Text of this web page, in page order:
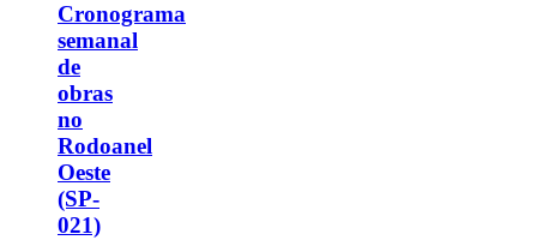
Cronograma
semanal
de
obras
no
Rodoanel
Oeste
(SP-
021)